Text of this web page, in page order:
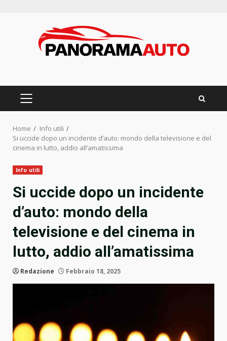
PRIMARY
Home
Info utili
Si uccide dopo un incidente d’auto: mondo della televisione e del
cinema in lutto, addio all’amatissima
Info utili
Si uccide dopo un incidente
d’auto: mondo della
televisione e del cinema in
lutto, addio all’amatissima
Redazione Febbraio 18, 2025